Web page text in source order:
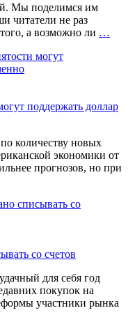
Мы поделимся им
читатели не раз
а возможно ли …
поддержать доллар
количеству новых
экономики от
прогнозов, но при
со счетов
для себя год
покупок на
участники рынка